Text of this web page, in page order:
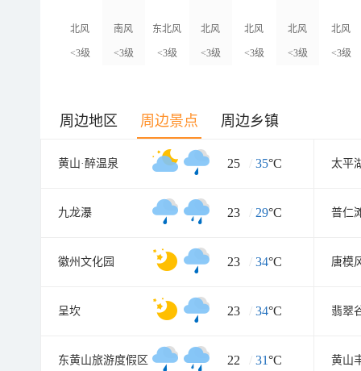
北风
<3级
南风
<3级
东北风
<3级
北风
<3级
北风
<3级
北风
<3级
北风
<3级
周边地区 周边景点 周边乡镇
黄山·醉温泉 25 / 35°C 太平
九龙瀑 23 / 29°C 普仁
徽州文化园 23 / 34°C 唐模
呈坎 23 / 34°C 翡翠
东黄山旅游度假区 22 / 31°C 黄山